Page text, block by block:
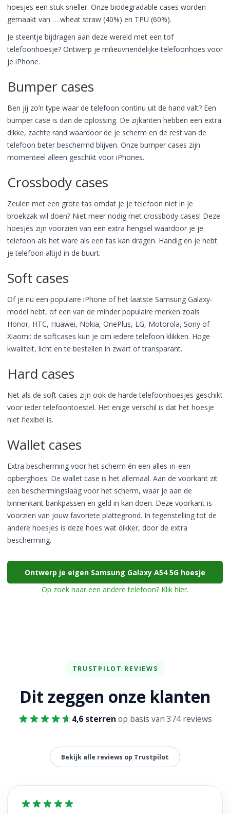
hoesjes een stuk sneller. Onze biodegradable cases worden
gemaakt van … wheat straw (40%) en TPU (60%).
Je steentje bijdragen aan deze wereld met een tof
telefoonhoesje? Ontwerp je milieuvriendelijke telefoonhoes voor
je iPhone.
Bumper cases
Ben jij zo’n type waar de telefoon continu uit de hand valt? Een
bumper case is dan de oplossing. De zijkanten hebben een extra
dikke, zachte rand waardoor de je scherm en de rest van de
telefoon beter beschermd blijven. Onze bumper cases zijn
momenteel alleen geschikt voor iPhones.
Crossbody cases
Zeulen met een grote tas omdat je je telefoon niet in je
broekzak wil doen? Niet meer nodig met crossbody cases! Deze
hoesjes zijn voorzien van een extra hengsel waardoor je je
telefoon als het ware als een tas kan dragen. Handig en je hebt
je telefoon altijd in de buurt.
Soft cases
Of je nu een populaire iPhone of het laatste Samsung Galaxy-
model hebt, of een van de minder populaire merken zoals
Honor, HTC, Huawei, Nokia, OnePlus, LG, Motorola, Sony of
Xiaomi: de softcases kun je om iedere telefoon klikken. Hoge
kwaliteit, licht en te bestellen in zwart of transparant.
Hard cases
Net als de soft cases zijn ook de harde telefoonhoesjes geschikt
voor ieder telefoontoestel. Het enige verschil is dat het hoesje
niet flexibel is.
Wallet cases
Extra bescherming voor het scherm én een alles-in-een
opberghoes. De wallet case is het allemaal. Aan de voorkant zit
een beschermingslaag voor het scherm, waar je aan de
binnenkant bankpassen en geld in kan doen. Deze voorkant is
voorzien van jouw favoriete plattegrond. In tegenstelling tot de
andere hoesjes is deze hoes wat dikker, door de extra
bescherming.
Ontwerp je eigen Samsung Galaxy A54 5G hoesje
Op zoek naar een andere telefoon? Klik hier.
TRUSTPILOT REVIEWS
Dit zeggen onze klanten
4,6 sterren op basis van 374 reviews
Bekijk alle reviews op Trustpilot